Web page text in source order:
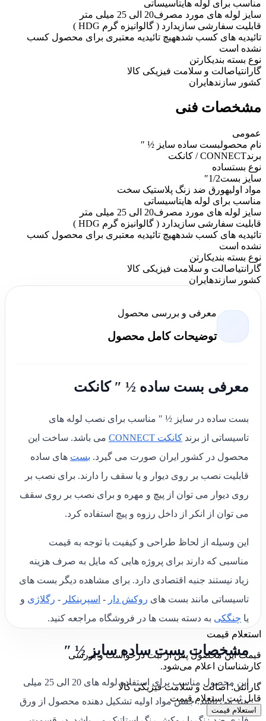
مناسب برای لوله هایتاسیساتی
سایز لوله های مورد مصرف20 الی 25 میلی متر
قابلیت سفارشی سازیدارد ( گالوانیزه گرم HDG )
تائیدیه های کسب شدههیچ تائیدیه معتبری برای محصول کسب
نشده است
نوع بسته بندیکارتن
گارانتیاصالت و سلامت فیزیکی کالا
کشور سازندهایران
مشخصات فنی
عمومی
نام محصولبست ساده سایز ½ ″
برندCONNECT / کانکت
نوع بستساده
سایز بست1/2″
مواد اولیهورق ضد زنگ پلاستیک سخت
مناسب برای لوله هایتاسیساتی
سایز لوله های مورد مصرف20 الی 25 میلی متر
قابلیت سفارشی سازیدارد ( گالوانیزه گرم HDG )
تائیدیه های کسب شدههیچ تائیدیه معتبری برای محصول کسب
نشده است
نوع بسته بندیکارتن
گارانتیاصالت و سلامت فیزیکی کالا
کشور سازندهایران
معرفی و بررسی محصول
توضیحات کامل محصول
معرفی بست ساده ½ ″ کانکت
بست ساده در سایز ½ ″ مناسب برای نصب لوله های
تاسیساتی از برند کانکت CONNECT
می باشد. ساخت این
محصول در کشور ایران صورت می گیرد. بست های ساده
قابلیت نصب بر روی دیوار و یا سقف را دارند. برای نصب بر
روی دیوار می توان از پیچ و مهره و برای نصب بر روی سقف
می توان از انکر از داخل رزوه و پیچ استفاده کرد.
این وسیله از لحاظ طراحی و کیفیت با توجه به قیمت
مناسبی که دارند برای پروژه هایی که مایل به صرف هزینه
زیاد نیستند جنبه اقتصادی دارد. برای مشاهده دیگر بست های
تاسیساتی مانند بست های روکش دار - اسپرینکلر - رگلاژی و
یا چنگکی به دسته بست ها در فروشگاه مراجعه کنید.
مشخصات بست ساده سایز ½ ″
این محصول مناسب برای استفاده لوله های 20 الی 25 میلی
متر می باشد. جنس مواد اولیه تشکیل دهنده محصول از ورق
استعلام قیمت
قیمت این محصول پس از ثبت درخواست و بررسی
کارشناسان اعلام می‌شود.
گارانتی: اصالت و سلامت فیزیکی کالا
قابل ثبت استعلام قیمت
استعلام قیمت